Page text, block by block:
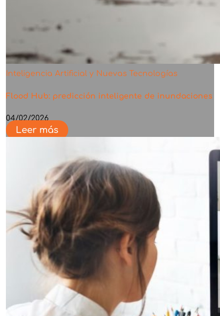
Inteligencia Artificial y Nuevas Tecnologías
Flood Hub: predicción inteligente de inundaciones
04/02/2026
Leer más